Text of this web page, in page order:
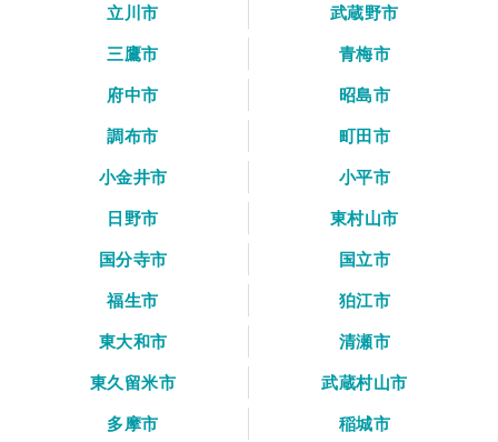
立川市
武蔵野市
三鷹市
青梅市
府中市
昭島市
調布市
町田市
小金井市
小平市
日野市
東村山市
国分寺市
国立市
福生市
狛江市
東大和市
清瀬市
東久留米市
武蔵村山市
多摩市
稲城市